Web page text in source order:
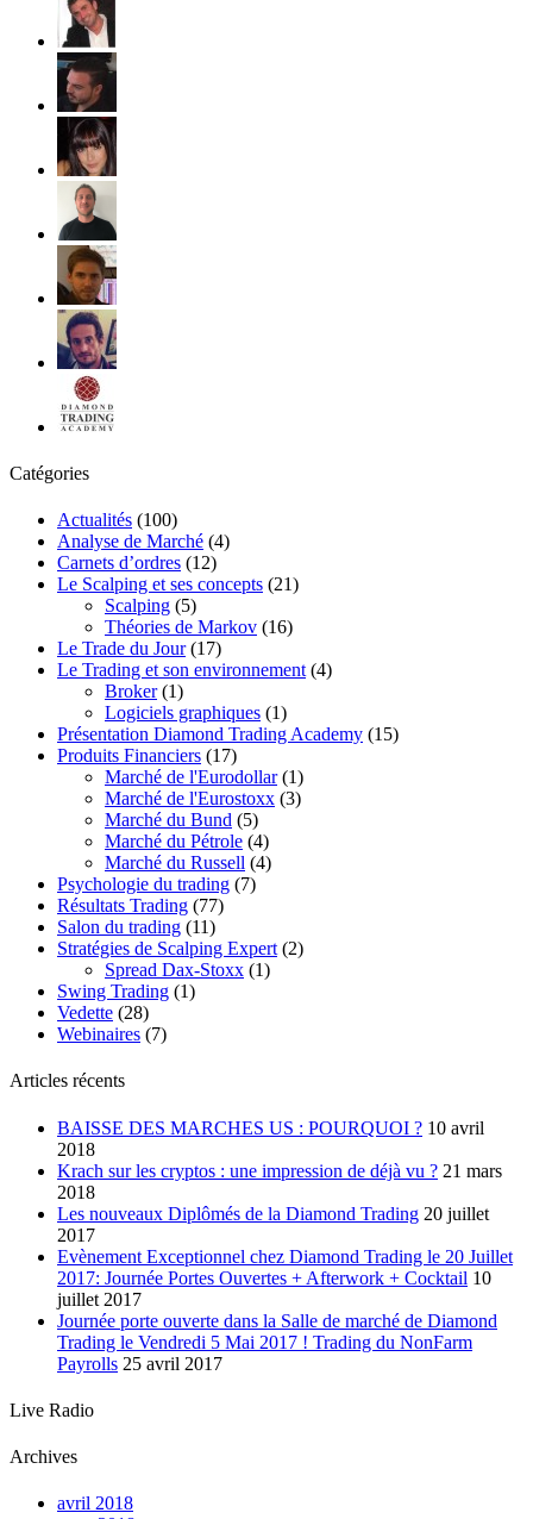
Catégories
Actualités (100)
Analyse de Marché (4)
Carnets d’ordres (12)
Le Scalping et ses concepts (21)
Scalping (5)
Théories de Markov (16)
Le Trade du Jour(17)
Le Trading et son environnement (4)
Broker(1)
Logiciels graphiques (1)
Présentation Diamond Trading Academy (15)
Produits Financiers (17)
Marché de l'Eurodollar(1)
Marché de l'Eurostoxx (3)
Marché du Bund (5)
Marché du Pétrole (4)
Marché du Russell (4)
Psychologie du trading (7)
Résultats Trading (77)
Salon du trading (11)
Stratégies de Scalping Expert (2)
Spread Dax-Stoxx (1)
Swing Trading (1)
Vedette (28)
Webinaires (7)
Articles récents
BAISSE DES MARCHES US : POURQUOI ? 10 avril
2018
Krach sur les cryptos : une impression de déjà vu ? 21 mars
2018
Les nouveaux Diplômés de la Diamond Trading 20 juillet
2017
Evènement Exceptionnel chez Diamond Trading le 20 Juillet
2017: Journée Portes Ouvertes + Afterwork + Cocktail 10
juillet 2017
Journée porte ouverte dans la Salle de marché de Diamond
Trading le Vendredi 5 Mai 2017 ! Trading du NonFarm
Payrolls 25 avril 2017
Live Radio
Archives
avril 2018